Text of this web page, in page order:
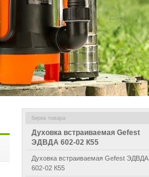
Духовка встраиваемая Gefest
ЭДВДА 602-02 К55
Духовка встраиваемая Gefest ЭДВДА
602-02 К55